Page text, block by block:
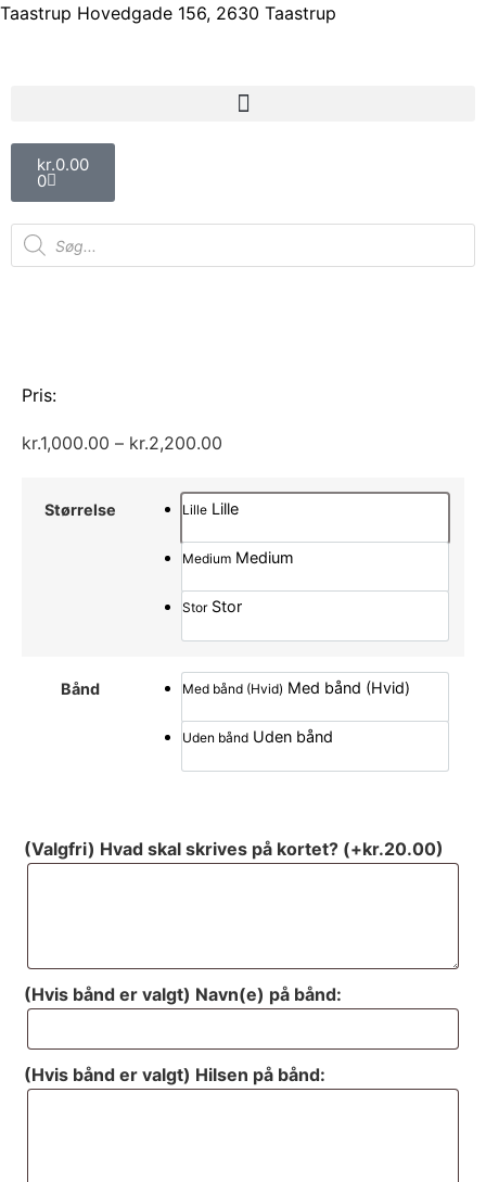
Taastrup Hovedgade 156, 2630 Taastrup
kr.0.00
0
Pris:
kr.1,000.00 – kr.2,200.00
Størrelse Lille Lille
Medium Medium
Stor Stor
Bånd Med bånd (Hvid) Med bånd (Hvid)
Uden bånd Uden bånd
(Valgfri) Hvad skal skrives på kortet? (+kr.20.00)
(Hvis bånd er valgt) Navn(e) på bånd:
(Hvis bånd er valgt) Hilsen på bånd: